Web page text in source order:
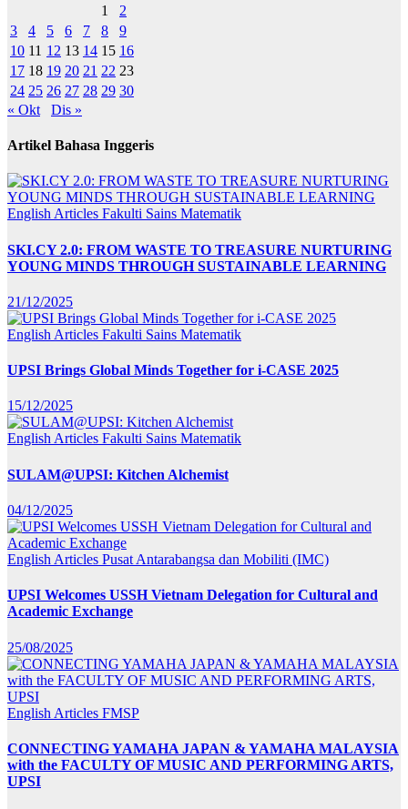
1
2
3
4 5 6 7 8
9
10 11 12 13 14 15 16
17 18 19 20 21 22 23
24 25 26 27 28 29 30
« Okt
Dis »
Artikel Bahasa Inggeris
English Articles Fakulti Sains Matematik
SKI.CY 2.0: FROM WASTE TO TREASURE NURTURING
YOUNG MINDS THROUGH SUSTAINABLE LEARNING
21/12/2025
English Articles Fakulti Sains Matematik
UPSI Brings Global Minds Together for i-CASE 2025
15/12/2025
English Articles Fakulti Sains Matematik
SULAM@UPSI: Kitchen Alchemist
04/12/2025
English Articles Pusat Antarabangsa dan Mobiliti (IMC)
UPSI Welcomes USSH Vietnam Delegation for Cultural and
Academic Exchange
25/08/2025
English Articles FMSP
CONNECTING YAMAHA JAPAN & YAMAHA MALAYSIA
with the FACULTY OF MUSIC AND PERFORMING ARTS,
UPSI